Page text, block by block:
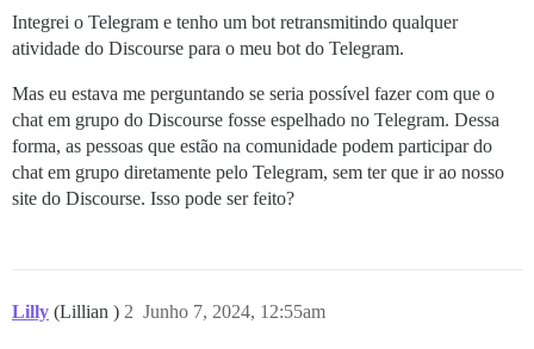
Integrei o Telegram e tenho um bot retransmitindo qualquer
atividade do Discourse para o meu bot do Telegram.
Mas eu estava me perguntando se seria possível fazer com que o
chat em grupo do Discourse fosse espelhado no Telegram. Dessa
forma, as pessoas que estão na comunidade podem participar do
chat em grupo diretamente pelo Telegram, sem ter que ir ao nosso
site do Discourse. Isso pode ser feito?
Lilly (Lillian ) Junho 7, 2024, 12:55am
2